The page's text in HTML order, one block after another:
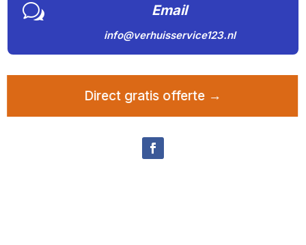
w Email
info@verhuisservice123.nl
Direct gratis offerte →